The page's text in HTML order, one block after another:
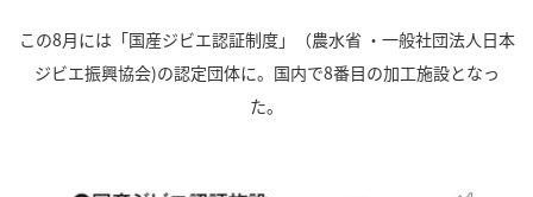
この8月には「国産ジビエ認証制度」（農水省 ・一般社団法人日本
ジビエ振興協会)の認定団体に。国内で8番目の加工施設となっ
た。